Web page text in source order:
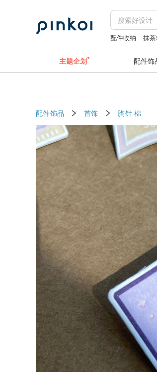
配件收纳 抹
主题企划 配件饰
配件饰品 首饰 胸针 棉